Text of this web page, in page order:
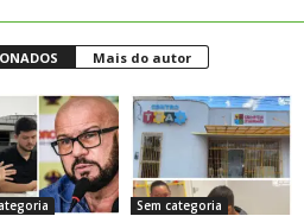
Mais do autor
Sem categoria